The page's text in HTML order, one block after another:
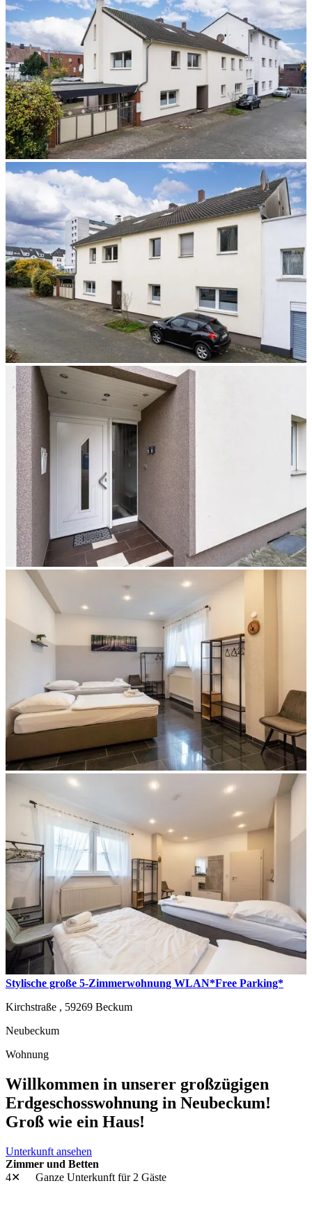
Stylische große 5-Zimmerwohnung WLAN*Free Parking*
Kirchstraße , 59269 Beckum
Neubeckum
Wohnung
Willkommen in unserer großzügigen
Erdgeschosswohnung in Neubeckum!
Groß wie ein Haus!
Unterkunft ansehen
Zimmer und Betten
4✕
Ganze Unterkunft für 2 Gäste